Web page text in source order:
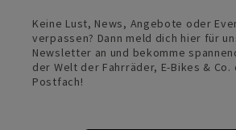
Keine Lust, News, Angebote oder
verpassen? Dann meld dich hier für
Newsletter an und bekomme
der Welt der Fahrräder, E-Bikes &
Postfach!